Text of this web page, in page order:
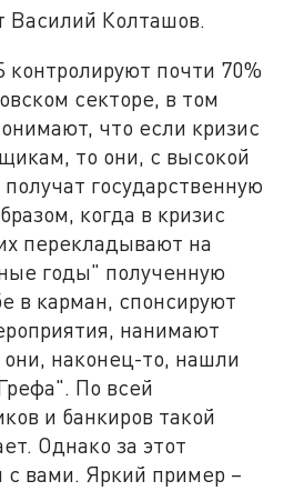
Василий Колташов.
почти 70%
секторе, в том
что если кризис
то они, с высокой
государственную
когда в кризис
перекладывают на
годы" полученную
в карман, спонсируют
нанимают
наконец-то, нашли
По всей
и банкиров такой
Однако за этот
вами. Яркий пример –